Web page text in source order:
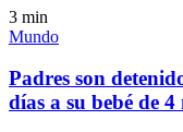
3 min
Mundo
Padres son
días a su bebé de 4